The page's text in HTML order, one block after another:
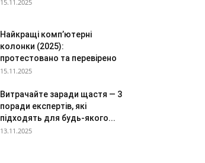
15.11.2025
Найкращі комп’ютерні
колонки (2025):
протестовано та перевірено
15.11.2025
Витрачайте заради щастя — 3
поради експертів, які
підходять для будь-якого...
13.11.2025